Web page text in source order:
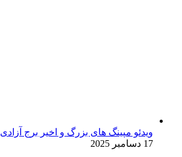
ویدئو مپینگ های بزرگ و اخیر برج آزادی
17 دسامبر 2025